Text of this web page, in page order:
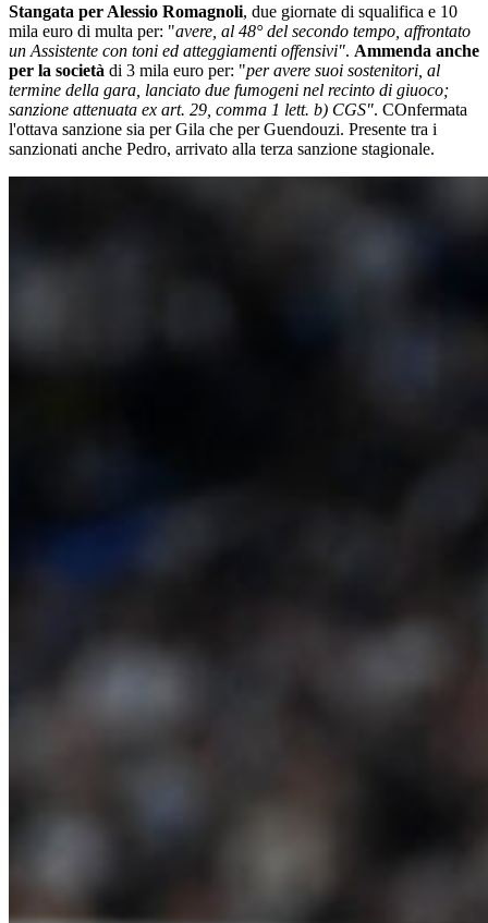
Stangata per Alessio Romagnoli, due giornate di squalifica e 10
mila euro di multa per: "avere, al 48° del secondo tempo, affrontato
un Assistente con toni ed atteggiamenti offensivi". Ammenda anche
per la società di 3 mila euro per: "per avere suoi sostenitori, al
termine della gara, lanciato due fumogeni nel recinto di giuoco;
sanzione attenuata ex art. 29, comma 1 lett. b) CGS". COnfermata
l'ottava sanzione sia per Gila che per Guendouzi. Presente tra i
sanzionati anche Pedro, arrivato alla terza sanzione stagionale.